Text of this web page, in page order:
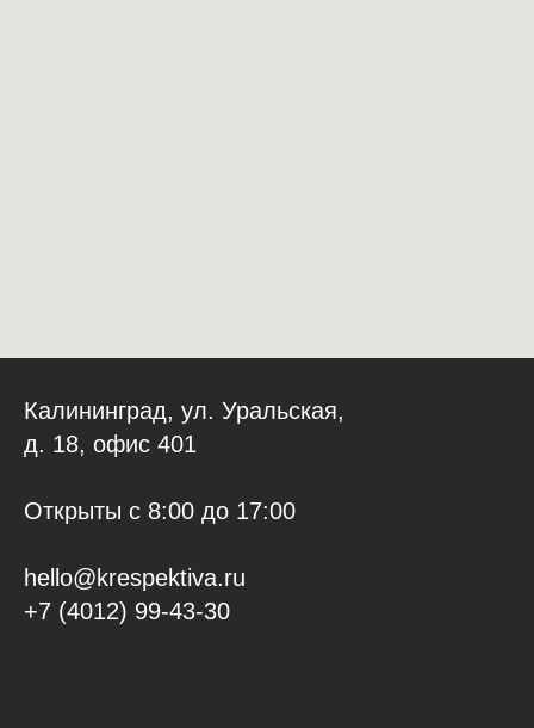
Калининград, ул. Уральская,
д. 18, офис 401
Открыты с 8:00 до 17:00
hello@krespektiva.ru
+7 (4012) 99-43-30